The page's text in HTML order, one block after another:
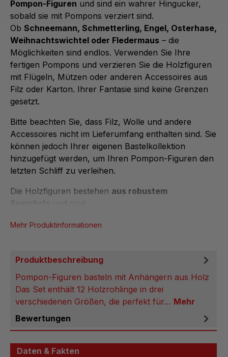
Pompon-Figuren und sind ein wahrer Hingucker,
sobald sie mit Pompons verziert sind.
Ob Schneemann, Schmetterling, Engel, Osterhase,
Weihnachtswichtel oder Fledermaus – die
Möglichkeiten sind endlos. Verwenden Sie Ihre
fertigen Pompons und verzieren Sie die Holzfiguren
mit Flügeln, Mützen oder anderen Accessoires aus
Filz oder Karton. Ihrer Fantasie sind keine Grenzen
gesetzt.
Bitte beachten Sie, dass Filz, Wolle und andere
Accessoires nicht im Lieferumfang enthalten sind. Sie
können jedoch Ihrer eigenen Bastelkollektion
hinzugefügt werden, um Ihren Pompon-Figuren den
letzten Schliff zu verleihen.
Die Holzfiguren bestehen aus robustem
Mehr Produktinformationen
Produktbeschreibung
Pompon-Figuren basteln mit Anhängern aus Holz
Das Set enthält 12 Holzrohlinge in drei
verschiedenen Größen, die perfekt für… Mehr
Bewertungen
Daten & Fakten